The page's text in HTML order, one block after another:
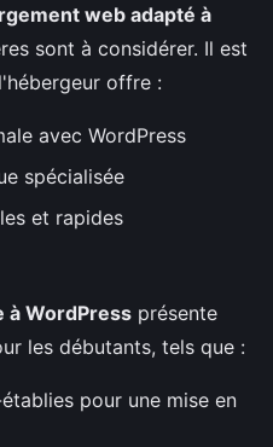
web adapté à
sont à considérer. Il est
offre :
avec WordPress
spécialisée
et rapides
à WordPress présente
les débutants, tels que :
pour une mise en